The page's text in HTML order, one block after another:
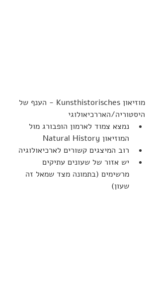
מוזיאון Kunsthistorisches - הענף של
היסטוריה/האררכיאולוגי
נמצא צמוד לארמון הופבורג מול
המוזיאון Natural History
רוב המיצגים קשורים לארכיאולוגיה
יש אזור של שעונים עתיקים
מרשימים (בתמונה מצד שמאל זה
שעון)